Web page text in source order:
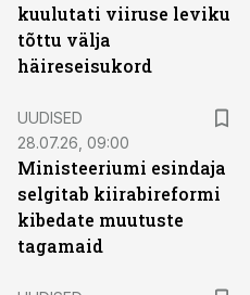
kuulutati viiruse leviku
tõttu välja
häireseisukord
UUDISED
28.07.26, 09:00
Ministeeriumi esindaja
selgitab kiirabireformi
kibedate muutuste
tagamaid